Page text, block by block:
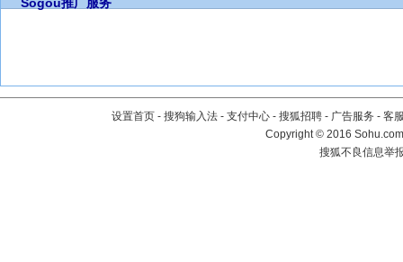
设置首页 - 搜狗输入法 - 支付中心 - 搜狐招聘 - 广告服务 - 客
Copyright©2016
搜狐不良信息举